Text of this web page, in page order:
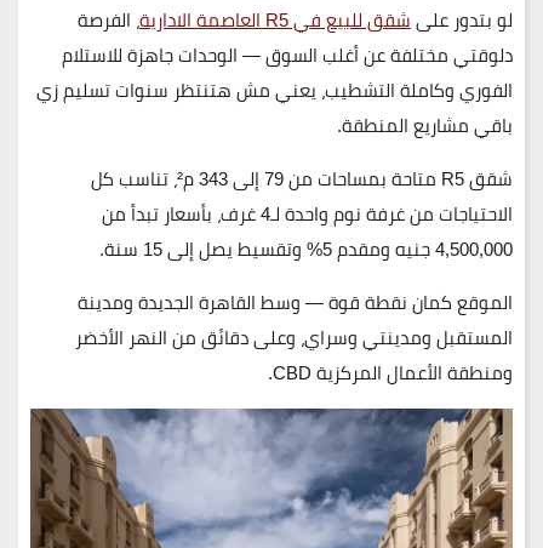
لو بتدور علىشقق للبيع في R5 العاصمة الادارية
، الفرصة
دلوقتي مختلفة عن أغلب السوق — الوحدات جاهزة للاستلام
الفوري وكاملة التشطيب، يعني مش هتنتظر سنوات تسليم زي
باقي مشاريع المنطقة.
شقق R5 متاحة بمساحات من 79 إلى 343 م²، تناسب كل
الاحتياجات من غرفة نوم واحدة لـ4 غرف، بأسعار تبدأ من
4,500,000 جنيه ومقدم 5% وتقسيط يصل إلى 15 سنة.
الموقع كمان نقطة قوة — وسط القاهرة الجديدة ومدينة
المستقبل ومدينتي وسراي، وعلى دقائق من النهر الأخضر
ومنطقة الأعمال المركزية CBD.